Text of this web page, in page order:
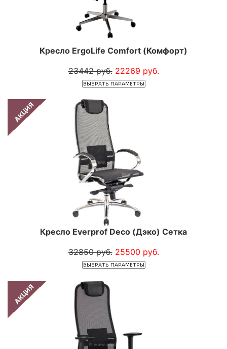
Кресло ErgoLife Comfort (Комфорт)
23442 руб. 22269 руб.
АКЦИЯ
Кресло Everprof Deco (Дэко) Сетка
32850 руб. 25500 руб.
АКЦИЯ